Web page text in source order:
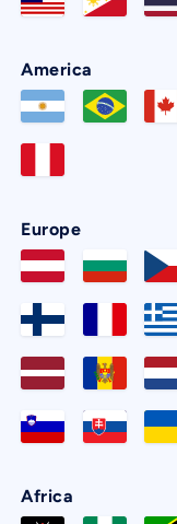
America
Europe
Africa